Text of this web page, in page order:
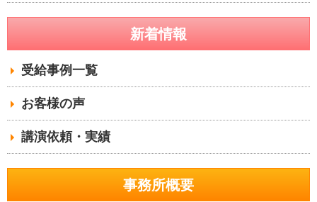
新着情報
受給事例一覧
お客様の声
講演依頼・実績
事務所概要